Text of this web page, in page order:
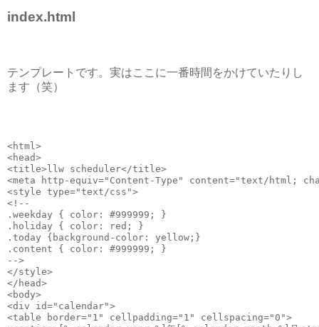
index.html
テンプレートです。実はここに一番時間をかけていたりし
ます（笑）
<html>
<head>
<title>llw scheduler</title>
<meta http-equiv="Content-Type" content="text/html;
<style type="text/css">
<!--
.weekday { color: #999999; }
.holiday { color: red; }
.today {background-color: yellow;}
.content { color: #999999; }
-->
</style>
</head>
<body>
<div id="calendar">
<table border="1" cellpadding="1" cellspacing="0">